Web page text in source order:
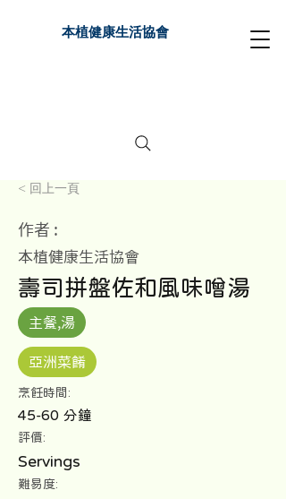
本植健康生活協會
< 回上一頁
作者 :
本植健康生活協會
壽司拼盤佐和風味噌湯
主餐,湯
亞洲菜餚
​烹飪時間:
45-60 分鐘
評價:
Servings
難易度: